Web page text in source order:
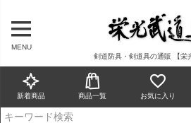
剣道防具・剣道具の通販 【栄
MENU
新着商品 商品一覧 お気に入り